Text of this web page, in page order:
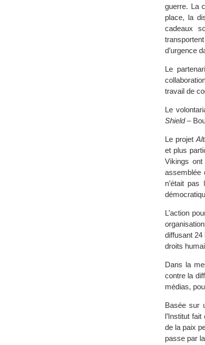
guerre. La
place, la
cadeaux
d’urgence
Le
travail de
Le
Shield–
Le projet
et plus
Vikings
assemblée
n’était
L’action
diffusant
droits
Dans la
contre la
médias,
Basée sur
l’Institut
de la paix
passe par